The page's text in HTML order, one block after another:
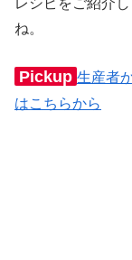
レシピをご紹介
ね。
Pickup 生産者
はこちらから